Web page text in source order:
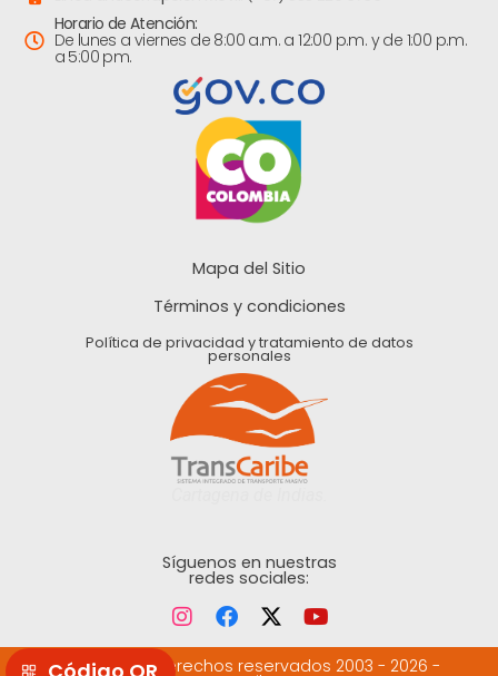
Horario de Atención:
De lunes a viernes de 8:00 a.m. a 12:00 p.m. y de 1:00 p.m.
a 5:00 pm.
Mapa del Sitio
Términos y condiciones
Política de privacidad y tratamiento de datos
personales
Síguenos en nuestras
redes sociales:
©Todos los derechos reservados 2003 - 2026 -